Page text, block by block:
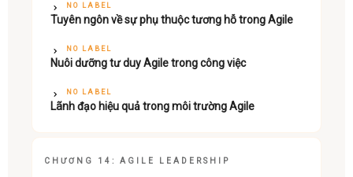
NO LABEL
Tuyên ngôn về sự phụ thuộc tương hỗ trong Agile
NO LABEL
Nuôi dưỡng tư duy Agile trong công việc
NO LABEL
Lãnh đạo hiệu quả trong môi trường Agile
CHƯƠNG 14: AGILE LEADERSHIP